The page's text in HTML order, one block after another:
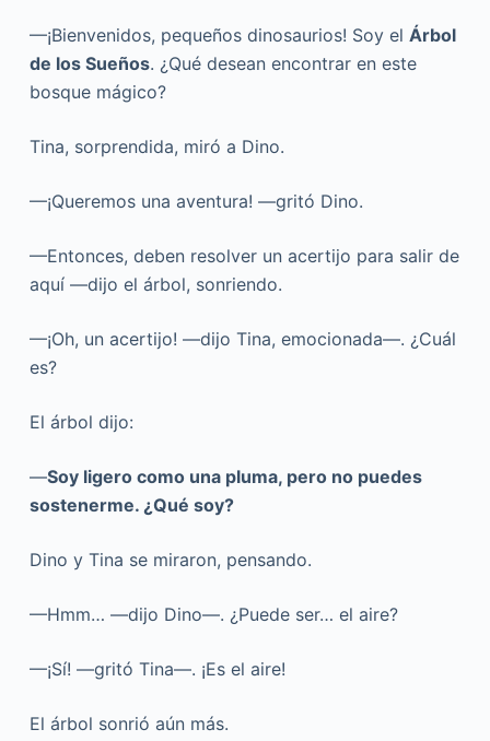
—¡Bienvenidos, pequeños dinosaurios! Soy el Árbol
de los Sueños. ¿Qué desean encontrar en este
bosque mágico?
Tina, sorprendida, miró a Dino.
—¡Queremos una aventura! —gritó Dino.
—Entonces, deben resolver un acertijo para salir de
aquí —dijo el árbol, sonriendo.
—¡Oh, un acertijo! —dijo Tina, emocionada—. ¿Cuál
es?
El árbol dijo:
—Soy ligero como una pluma, pero no puedes
sostenerme. ¿Qué soy?
Dino y Tina se miraron, pensando.
—Hmm… —dijo Dino—. ¿Puede ser… el aire?
—¡Sí! —gritó Tina—. ¡Es el aire!
El árbol sonrió aún más.